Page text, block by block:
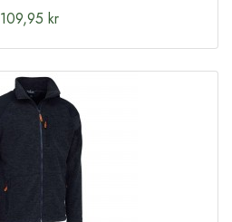
109,95 kr